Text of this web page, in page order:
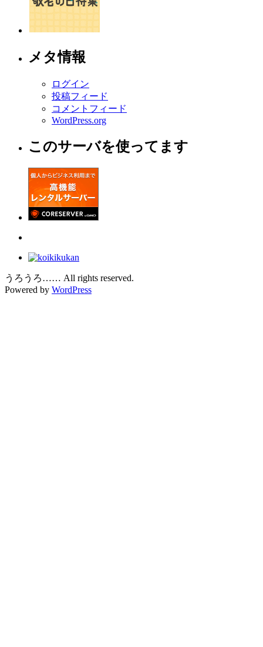
メタ情報
ログイン
投稿フィード
コメントフィード
WordPress.org
このサーバを使ってます
うろうろ…… All rights reserved.
Powered by WordPress